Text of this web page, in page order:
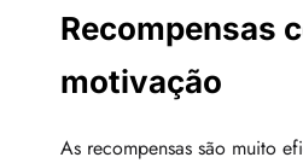
Recompensas
motivação
As recompensas são muito